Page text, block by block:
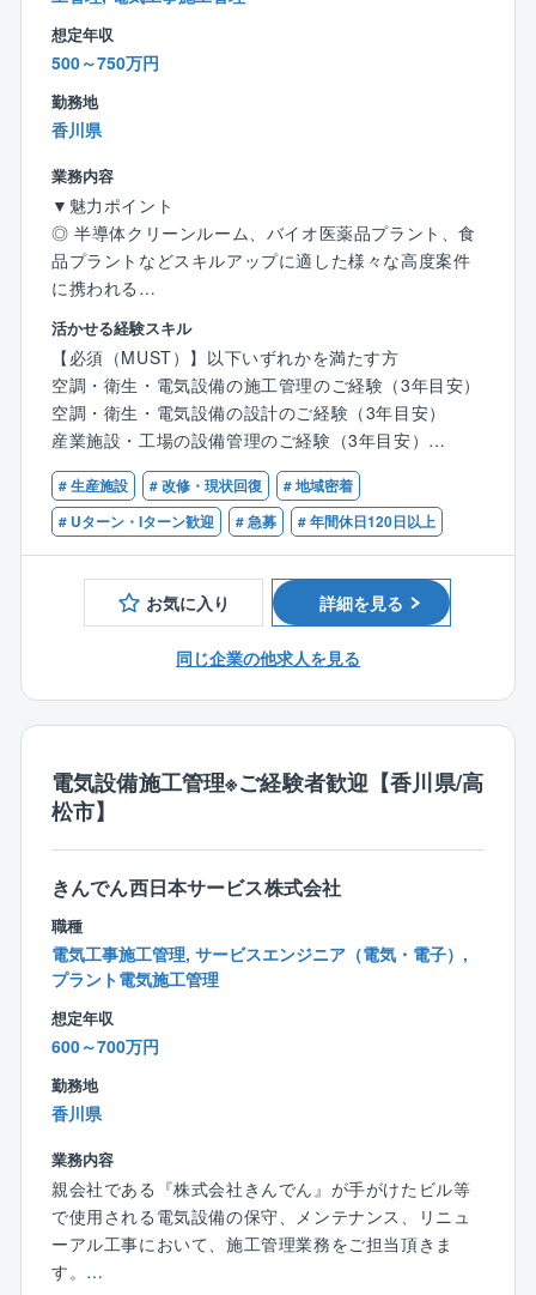
想定年収
500～750万円
勤務地
香川県
業務内容
▼魅力ポイント
◎ 半導体クリーンルーム、バイオ医薬品プラント、食
品プラントなどスキルアップに適した様々な高度案件
に携われる
◎ 元請9割、一気通貫でのエンジニアリングを提供で
きる
◎ 平均残業時間は35時間程度（前年度比−13時間）、
福利厚生（帰宅手当、住宅手当や、資格取得支援）も
充実
▼業務内容
産業プラント設備における空調・電気設備・建築など
のエンジニアリング（計画/設計/施工/保守サービス）
をトータルで手がけている部署です。
今回ご入社の方には、工事の工程や品質・安全などの
施工計画及び監督業務や関係各所との調整、管理を中
心に行っていただきます。
【具体的には】
・産業プラント設備における空調・衛生設備、電気設
┗設計図書と照合し、設計図通りに、施工が実施さ
れているかの確認
┗協力会社を含めた全体管理業務
┗試運転、調整（竣工後、クライアントへ引き渡し
時）
※原則クライアントはゼネコンではなく施主（メーカ
ー）となります
▼魅力
◇エンドユーザーとの関わり
「エンジニアリング」「ゼネコン」「サブコン」の要
与えられた設計図で仕事するのみならず、自らクライ
アントと直接会話し、一緒に設備を創り上げることが
出来ます。
その分、厳しいお言葉を頂戴することもありますが、
それが達成感ややりがいに繋がります。
活かせる経験スキル
【必須（MUST）】以下いずれかを満たす方
空調・衛生・電気設備の施工管理のご経験（3年目安）
空調・衛生・電気設備の設計のご経験（3年目安）
産業施設・工場の設備管理のご経験（3年目安）
【歓迎（WANT）】
・一級、二級管工事、電気工事施工管理技士の資格を
お持ちの方、
または、その資格取得を目指されている方
# 生産施設 # 改修・現状回復
# 地域密着
# Uターン・Iターン歓迎
# 急募 # 年間休日120日以上
お気に入り 詳細を見る
同じ企業の他求人を見る
電気設備施工管理※ご経験者歓迎【香川県/高
松市】
きんでん西日本サービス株式会社
職種
電気工事施工管理, サービスエンジニア（電気・電子）,
プラント電気施工管理
想定年収
600～700万円
勤務地
香川県
業務内容
親会社である『株式会社きんでん』が手がけたビル等
で使用される電気設備の保守、メンテナンス、リニュ
ーアル工事において、施工管理業務をご担当頂きま
す。